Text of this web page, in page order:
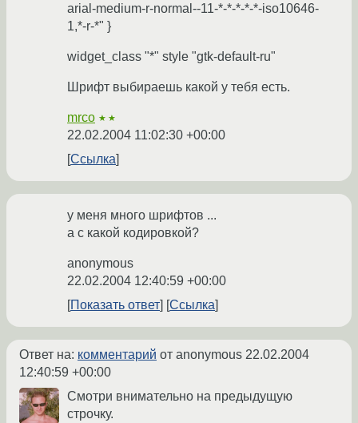
arial-medium-r-normal--11-*-*-*-*-*-iso10646-
1,*-r-*" }
widget_class "*" style "gtk-default-ru"
Шрифт выбираешь какой у тебя есть.
mrco ★★
22.02.2004 11:02:30 +00:00
Ссылка
у меня много шрифтов ...
а с какой кодировкой?
anonymous
22.02.2004 12:40:59 +00:00
Показать ответ
Ссылка
Ответ на: комментарий от anonymous 22.02.2004
12:40:59 +00:00
Смотри внимательно на предыдущую
строчку.